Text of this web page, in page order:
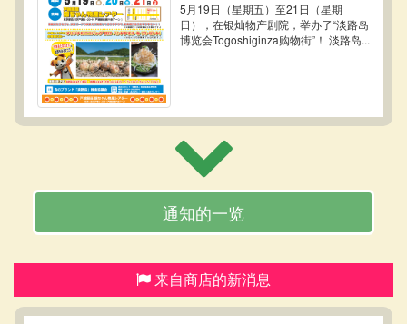
5月19日（星期五）至21日（星期
日），在银灿物产剧院，举办了“淡路岛
博览会Togoshiginza购物街”！ 淡路岛...
通知的一览
来自商店的新消息